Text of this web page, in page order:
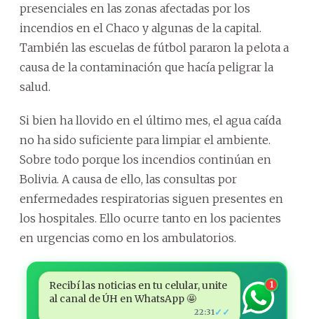
presenciales en las zonas afectadas por los
incendios en el Chaco y algunas de la capital.
También las escuelas de fútbol pararon la pelota a
causa de la contaminación que hacía peligrar la
salud.
Si bien ha llovido en el último mes, el agua caída
no ha sido suficiente para limpiar el ambiente.
Sobre todo porque los incendios continúan en
Bolivia. A causa de ello, las consultas por
enfermedades respiratorias siguen presentes en
los hospitales. Ello ocurre tanto en los pacientes
en urgencias como en los ambulatorios.
Recibí las noticias en tu celular, unite
al canal de ÚH en WhatsApp 🤩
22:31 ✓✓
1